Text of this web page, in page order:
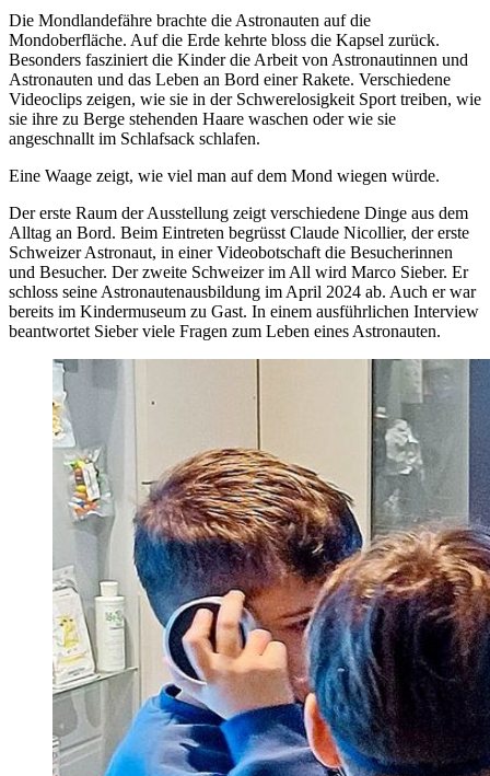
Die Mondlandefähre brachte die Astronauten auf die
Mondoberfläche. Auf die Erde kehrte bloss die Kapsel zurück.
Besonders fasziniert die Kinder die Arbeit von Astronautinnen und
Astronauten und das Leben an Bord einer Rakete. Verschiedene
Videoclips zeigen, wie sie in der Schwerelosigkeit Sport treiben, wie
sie ihre zu Berge stehenden Haare waschen oder wie sie
angeschnallt im Schlafsack schlafen.
Eine Waage zeigt, wie viel man auf dem Mond wiegen würde.
Der erste Raum der Ausstellung zeigt verschiedene Dinge aus dem
Alltag an Bord. Beim Eintreten begrüsst Claude Nicollier, der erste
Schweizer Astronaut, in einer Videobotschaft die Besucherinnen
und Besucher. Der zweite Schweizer im All wird Marco Sieber. Er
schloss seine Astronautenausbildung im April 2024 ab. Auch er war
bereits im Kindermuseum zu Gast. In einem ausführlichen Interview
beantwortet Sieber viele Fragen zum Leben eines Astronauten.